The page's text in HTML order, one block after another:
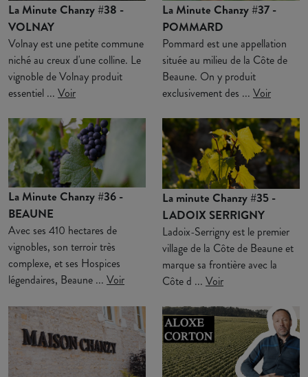
La Minute Chanzy #38 -
VOLNAY
Volnay est une petite commune
niché au creux d'une colline. Le
vignoble de Volnay produit
essentiel ... Voir
La Minute Chanzy #37 -
POMMARD
Pommard est une appellation
située au milieu de la Côte de
Beaune. On y produit
exclusivement des ... Voir
La Minute Chanzy #36 -
BEAUNE
Avec ses 410 hectares de
vignobles, son terroir très
complexe, et ses Hospices
légendaires, Beaune ... Voir
La minute Chanzy #35 -
LADOIX SERRIGNY
Ladoix-Serrigny est le premier
village de la Côte de Beaune et
marque sa frontière avec la
Côte d ... Voir